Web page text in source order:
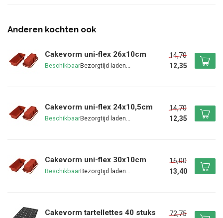
Anderen kochten ook
Cakevorm uni-flex 26x10cm
Beschikbaar
14,70
12,35
Cakevorm uni-flex 24x10,5cm
Beschikbaar
14,70
12,35
Cakevorm uni-flex 30x10cm
Beschikbaar
16,00
13,40
Cakevorm tartellettes 40 stuks
72,75